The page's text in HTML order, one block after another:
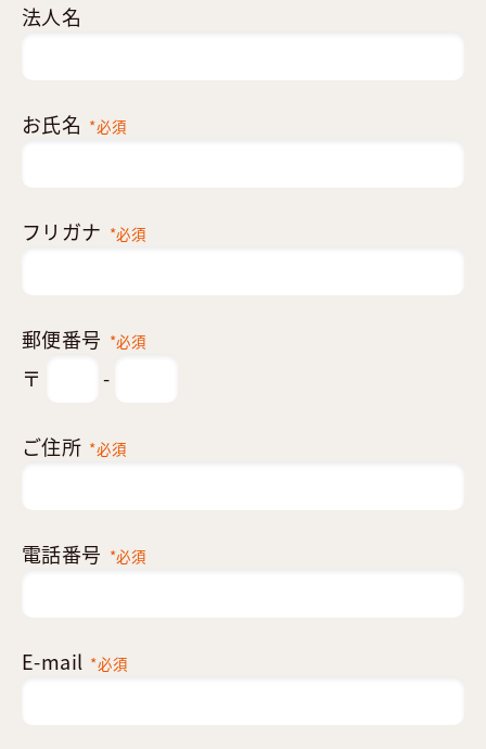
法人名
お氏名 *必須
フリガナ *必須
郵便番号 *必須
〒 -
ご住所 *必須
電話番号 *必須
E-mail *必須